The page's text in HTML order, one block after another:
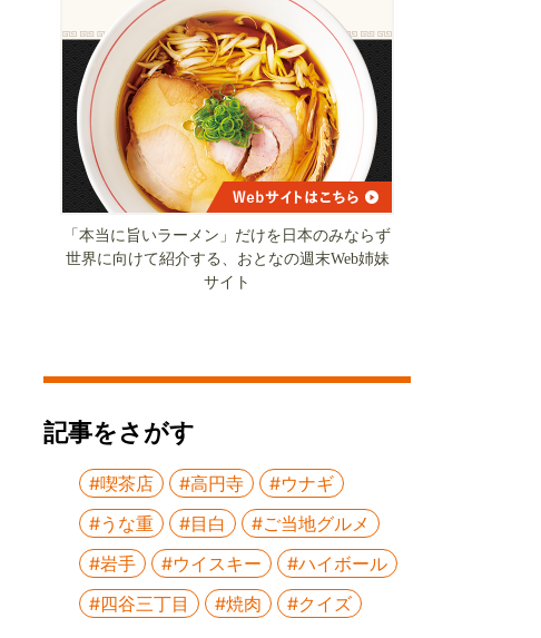
「本当に旨いラーメン」だけを日本のみならず
世界に向けて紹介する、おとなの週末Web姉妹
サイト
記事をさがす
#喫茶店 #高円寺
#ウナギ
#うな重
#目白
#ご当地グルメ
#岩手
#ウイスキー
#ハイボール
#四谷三丁目
#焼肉 #クイズ